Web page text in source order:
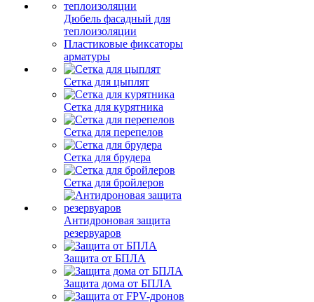
Дюбель фасадный для
теплоизоляции
Пластиковые фиксаторы
арматуры
Сетка для цыплят
Сетка для курятника
Сетка для перепелов
Сетка для брудера
Сетка для бройлеров
Антидроновая защита
резервуаров
Защита от БПЛА
Защита дома от БПЛА